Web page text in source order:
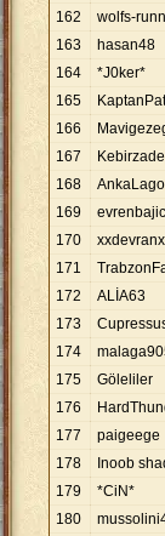
162
wolfs-runn
163
hasan48
164
*J0ker*
165
166
167
Kebirzade
168
169
evrenbajic
170
171
172
ALİA63
173
174
175
Göleliler
176
177
paigeege
178
Inoob
179
*CiN*
180